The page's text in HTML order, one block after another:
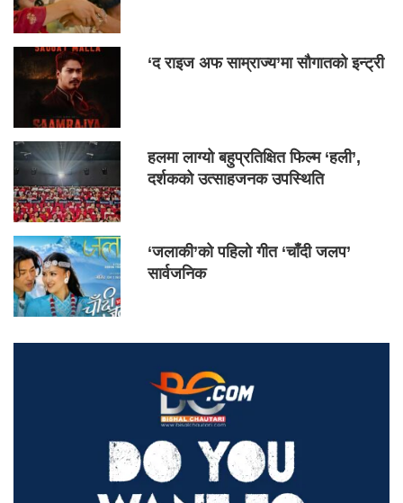
‘द राइज अफ साम्राज्य’मा सौगातको इन्ट्री
हलमा लाग्यो बहुप्रतिक्षित फिल्म ‘हली’,
दर्शकको उत्साहजनक उपस्थिति
‘जलाकी’को पहिलो गीत ‘चाँदी जलप’
सार्वजनिक